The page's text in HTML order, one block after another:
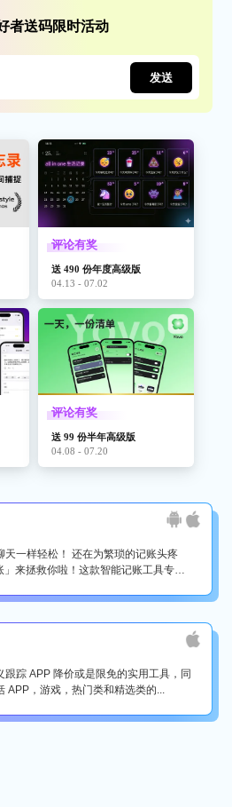
者送码限时活动
发送
评论有奖
送 490 份年度高级版
04.13 - 07.02
评论有奖
送 99 份半年高级版
04.08 - 07.20
天一样轻松！ 还在为繁琐的记账头疼
」来拯救你啦！这款智能记账工具专为
跟踪 APP 降价或是限免的实用工具，同
APP，游戏，热门类和精选类的...